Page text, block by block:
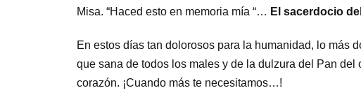
Misa. “Haced esto en memoria mía “… El sacerdocio
En estos días tan dolorosos para la humanidad, lo más
que sana de todos los males y de la dulzura del Pan
corazón. ¡Cuando más te necesitamos…!